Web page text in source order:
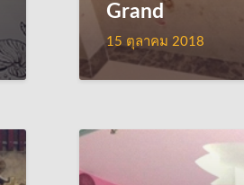
Grand
15 ตุลาคม 2018